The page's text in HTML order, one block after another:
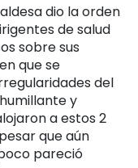
dio la orden
de salud
sobre sus
que se
del
y
a estos 2
que aún
pareció